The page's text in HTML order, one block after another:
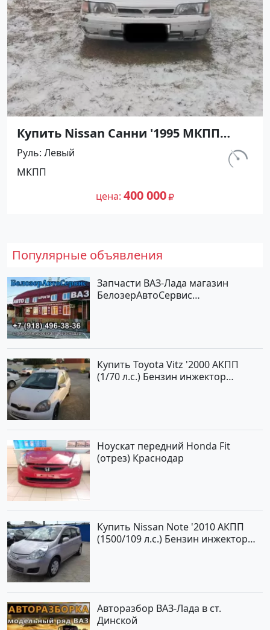
Купить Nissan Санни '1995 МКПП
(1400/90 л.с.) Бензин карбюратор
Абинск цвет Серебристый Седан по
цене 400000 рублей, объявление
№27476 на сайте Авторынок23
км.
Руль Левый
МКПП
цена 400 000
Популярные объявления
Запчасти ВАЗ-Лада магазин
БелозерАвтоСервис
Купить Toyota Vitz '2000 АКПП
(1/70 л.с.) Бензин инжектор
Ноускат передний Honda Fit
(отрез) Краснодар
Купить Nissan Note '2010 АКПП
(1500/109 л.с.) Бензин инжектор
Авторазбор ВАЗ-Лада в ст.
Динской